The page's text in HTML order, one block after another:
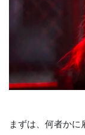
まずは、何者かに